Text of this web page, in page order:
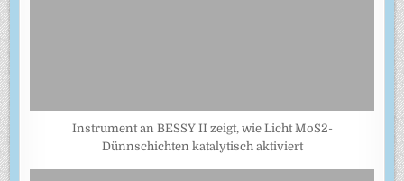
Instrument an BESSY II zeigt, wie Licht MoS2-
Dünnschichten katalytisch aktiviert